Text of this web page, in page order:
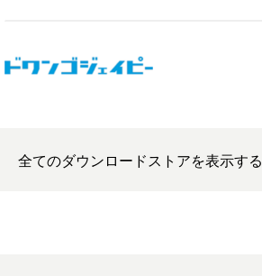
全てのダウンロードストアを表示する